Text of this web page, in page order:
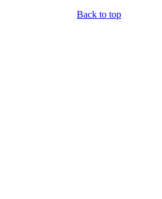
Back to top